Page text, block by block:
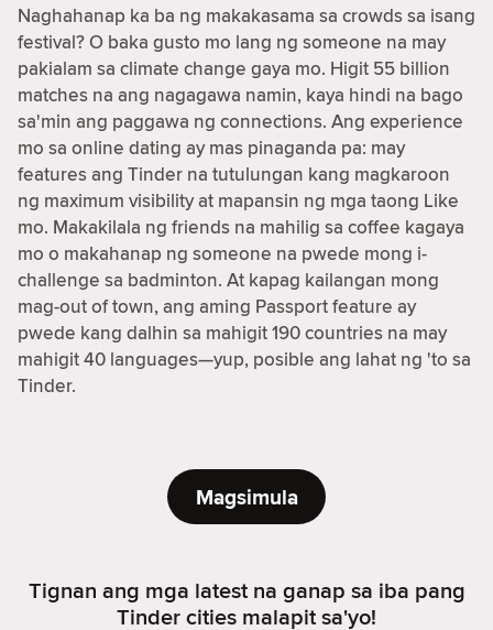
Naghahanap ka ba ng makakasama sa crowds sa isang
festival? O baka gusto mo lang ng someone na may
pakialam sa climate change gaya mo. Higit 55 billion
matches na ang nagagawa namin, kaya hindi na bago
sa'min ang paggawa ng connections. Ang experience
mo sa online dating ay mas pinaganda pa: may
features ang Tinder na tutulungan kang magkaroon
ng maximum visibility at mapansin ng mga taong Like
mo. Makakilala ng friends na mahilig sa coffee kagaya
mo o makahanap ng someone na pwede mong i-
challenge sa badminton. At kapag kailangan mong
mag-out of town, ang aming Passport feature ay
pwede kang dalhin sa mahigit 190 countries na may
mahigit 40 languages—yup, posible ang lahat ng 'to sa
Tinder.
Magsimula
Tignan ang mga latest na ganap sa iba pang
Tinder cities malapit sa'yo!